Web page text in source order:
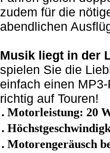
zudem für die
abendlichen
Musik liegt in der
spielen Sie die
einfach einen
richtig auf Touren!
Motorleistung: 20
Motorengeräusch